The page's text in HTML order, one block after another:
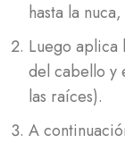
hasta la
Luego aplica
del cabello y
las raíces).
A